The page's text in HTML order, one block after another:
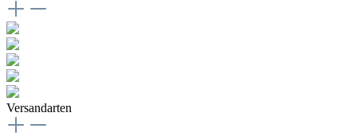
Versandarten